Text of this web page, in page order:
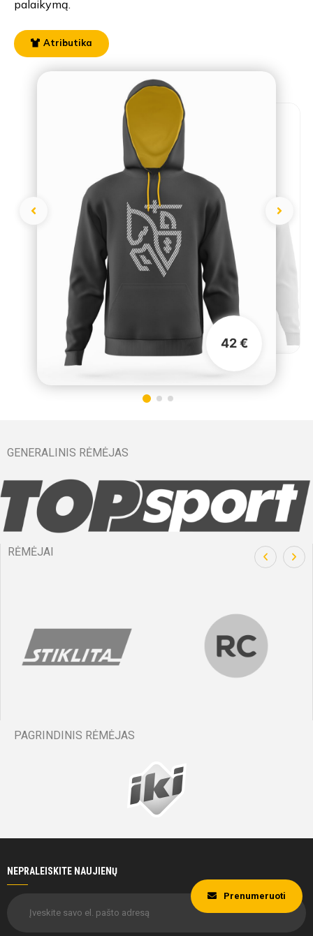
42 €
palaikymą.
Atributika
GENERALINIS RĖMĖJAS
RĖMĖJAI
PAGRINDINIS RĖMĖJAS
NEPRALEISKITE NAUJIENŲ
Prenumeruoti